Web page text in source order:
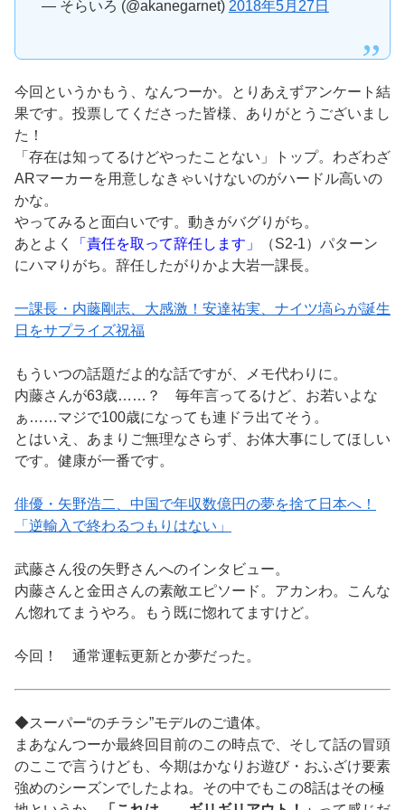
— そらいろ (@akanegarnet) 2018年5月27日
今回というかもう、なんつーか。とりあえずアンケート結
果です。投票してくださった皆様、ありがとうございまし
た！
「存在は知ってるけどやったことない」トップ。わざわざ
ARマーカーを用意しなきゃいけないのがハードル高いの
かな。
やってみると面白いです。動きがバグりがち。
あとよく
「責任を取って辞任します」
（S2-1）パターン
にハマりがち。辞任したがりかよ大岩一課長。
一課長・内藤剛志、大感激！安達祐実、ナイツ塙らが誕生
日をサプライズ祝福
もういつの話題だよ的な話ですが、メモ代わりに。
内藤さんが63歳……？ 毎年言ってるけど、お若いよな
ぁ……マジで100歳になっても連ドラ出てそう。
とはいえ、あまりご無理なさらず、お体大事にしてほしい
です。健康が一番です。
俳優・矢野浩二、中国で年収数億円の夢を捨て日本へ！
「逆輸入で終わるつもりはない」
武藤さん役の矢野さんへのインタビュー。
内藤さんと金田さんの素敵エピソード。アカンわ。こんな
ん惚れてまうやろ。もう既に惚れてますけど。
今回！ 通常運転更新とか夢だった。
◆スーパー“のチラシ”モデルのご遺体。
まあなんつーか最終回目前のこの時点で、そして話の冒頭
のここで言うけども、今期はかなりお遊び・おふざけ要素
強めのシーズンでしたよね。その中でもこの8話はその極